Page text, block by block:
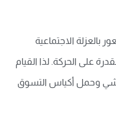
بالعزلة الاجتماعية
على الحركة. لذا القيام
وحمل أكياس التسوق